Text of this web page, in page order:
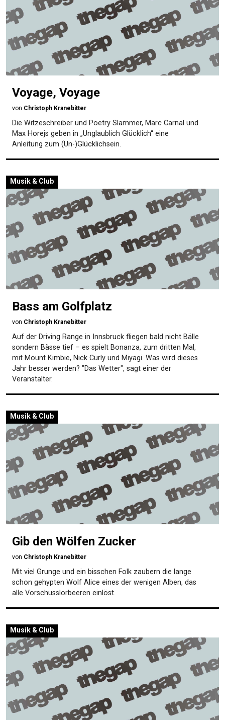
Voyage, Voyage
von Christoph Kranebitter
Die Witzeschreiber und Poetry Slammer, Marc Carnal und
Max Horejs geben in „Unglaublich Glücklich“ eine
Anleitung zum (Un-)Glücklichsein.
Musik & Club
Bass am Golfplatz
von Christoph Kranebitter
Auf der Driving Range in Innsbruck fliegen bald nicht Bälle
sondern Bässe tief – es spielt Bonanza, zum dritten Mal,
mit Mount Kimbie, Nick Curly und Miyagi. Was wird dieses
Jahr besser werden? "Das Wetter", sagt einer der
Veranstalter.
Musik & Club
Gib den Wölfen Zucker
von Christoph Kranebitter
Mit viel Grunge und ein bisschen Folk zaubern die lange
schon gehypten Wolf Alice eines der wenigen Alben, das
alle Vorschusslorbeeren einlöst.
Musik & Club